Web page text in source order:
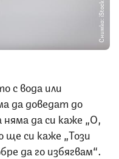
Снимка: iStock
с вода или
да доведат до
да си каже „О,
ще си каже „Този
да го избягвам“.